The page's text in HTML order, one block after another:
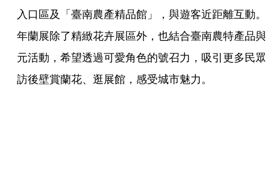
入口區及「臺南農產精品館」，與遊客近距離互動。
年蘭展除了精緻花卉展區外，也結合臺南農特產品與
元活動，希望透過可愛角色的號召力，吸引更多民眾
訪後壁賞蘭花、逛展館，感受城市魅力。